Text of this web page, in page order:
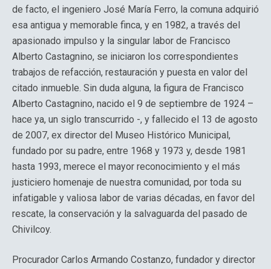
de facto, el ingeniero José María Ferro, la comuna adquirió
esa antigua y memorable finca, y en 1982, a través del
apasionado impulso y la singular labor de Francisco
Alberto Castagnino, se iniciaron los correspondientes
trabajos de refacción, restauración y puesta en valor del
citado inmueble. Sin duda alguna, la figura de Francisco
Alberto Castagnino, nacido el 9 de septiembre de 1924 –
hace ya, un siglo transcurrido -, y fallecido el 13 de agosto
de 2007, ex director del Museo Histórico Municipal,
fundado por su padre, entre 1968 y 1973 y, desde 1981
hasta 1993, merece el mayor reconocimiento y el más
justiciero homenaje de nuestra comunidad, por toda su
infatigable y valiosa labor de varias décadas, en favor del
rescate, la conservación y la salvaguarda del pasado de
Chivilcoy.
Procurador Carlos Armando Costanzo, fundador y director